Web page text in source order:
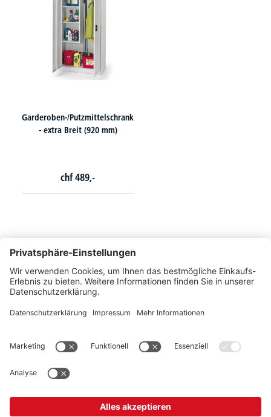
Garderoben-/Putzmittelschrank
- extra Breit (920 mm)
chf 489,-
Montags bis Freitags von 08:30 - 17:00 Uhr
+41 44 240 / 11 55
+41 44 240 / 11 57
info@office-trade.ch
vergleichbare Institutionen.